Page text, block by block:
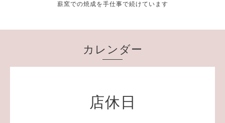
薪窯での焼成を手仕事で続けています
カレンダー
店休日